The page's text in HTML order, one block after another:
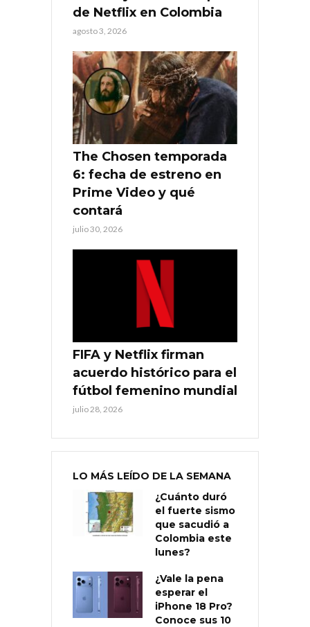
de Netflix en Colombia
agosto 3, 2026
The Chosen temporada
6: fecha de estreno en
Prime Video y qué
contará
julio 30, 2026
FIFA y Netflix firman
acuerdo histórico para el
fútbol femenino mundial
julio 28, 2026
LO MÁS LEÍDO DE LA SEMANA
¿Cuánto duró
el fuerte sismo
que sacudió a
Colombia este
lunes?
¿Vale la pena
esperar el
iPhone 18 Pro?
Conoce sus 10